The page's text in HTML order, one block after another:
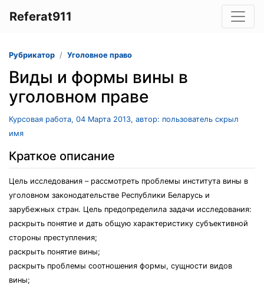
Referat911
Рубрикатор Уголовное право
Виды и формы вины в
уголовном праве
Курсовая работа, 04 Марта 2013, автор: пользователь скрыл
имя
Краткое описание
Цель исследования – рассмотреть проблемы института вины в
уголовном законодательстве Республики Беларусь и
зарубежных стран. Цель предопределила задачи исследования:
раскрыть понятие и дать общую характеристику субъективной
стороны преступления;
раскрыть понятие вины;
раскрыть проблемы соотношения формы, сущности видов
вины;